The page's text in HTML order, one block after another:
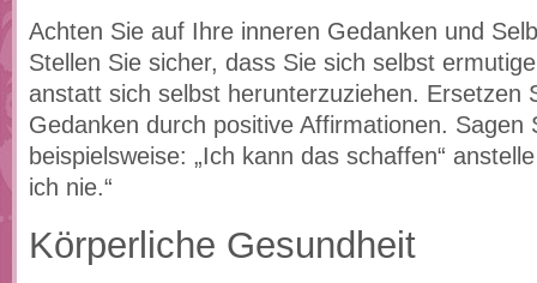
Achten Sie auf Ihre inneren Gedanken und
Stellen Sie sicher, dass Sie sich selbst
anstatt sich selbst herunterzuziehen. Ersetzen
Gedanken durch positive Affirmationen. Sagen
beispielsweise: „Ich kann das schaffen“
ich nie.“
Körperliche Gesundheit